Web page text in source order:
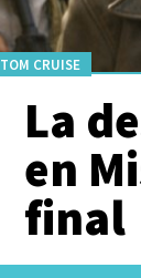
TOM CRUISE
La
en
final